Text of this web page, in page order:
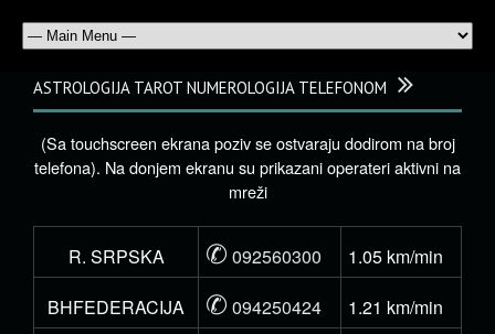
ASTROLOGIJA TAROT NUMEROLOGIJA TELEFONOM
(Sa touchscreen ekrana poziv se ostvaraju dodirom na broj
telefona). Na donjem ekranu su prikazani operateri aktivni na
mreži
R. SRPSKA ✆ 092560300
1.05 km/min
BHFEDERACIJA
✆ 094250424
1.21 km/min